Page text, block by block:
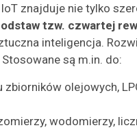
znajduje nie tylko
tzw. czwartej
inteligencja.
Stosowane są m.in. do:
olejowych,
wodomierzy,